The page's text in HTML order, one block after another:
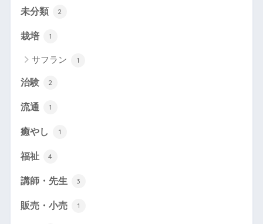
未分類 2
栽培 1
サフラン 1
治験 2
流通 1
癒やし 1
福祉 4
講師・先生 3
販売・小売 1